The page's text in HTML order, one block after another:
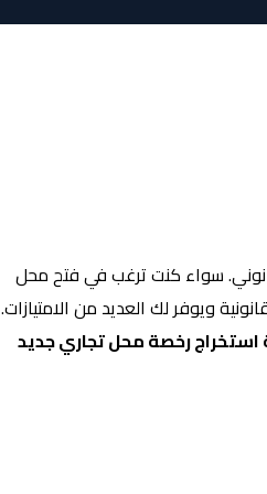
سواء كنت ترغب في فتح محل
ويوفر لك العديد من الامتيازات.
استخراج رخصة محل تجاري جديد